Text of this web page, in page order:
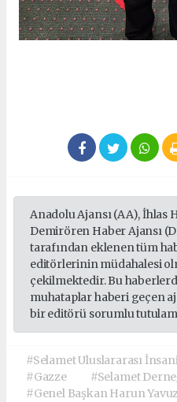
Anadolu Ajansı (AA), İhlas
Demirören Haber Ajansı
tarafından eklenen tüm
editörlerinin müdahalesi
çekilmektedir. Bu
muhataplar haberi geçen
bir editörü sorumlu
#Selamet Uluslararası
#Gazze
#Selamet
#Genel Başkan Harun